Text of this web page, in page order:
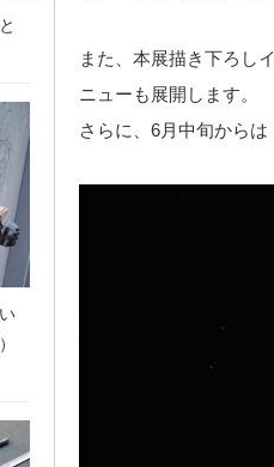
また、本展描き下ろし
ニューも展開します。
さらに、6月中旬から